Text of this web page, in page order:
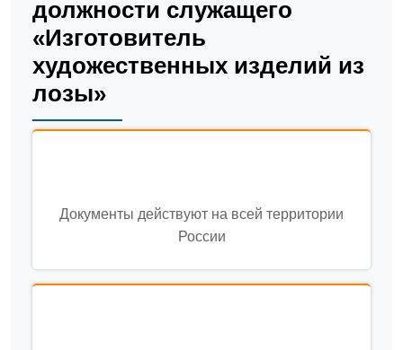
должности служащего
«Изготовитель
художественных изделий из
лозы»
Документы действуют на всей территории
России